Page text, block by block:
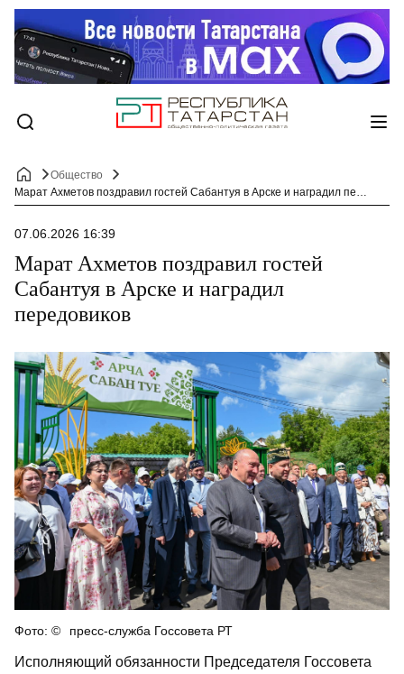
Общество
Марат Ахметов поздравил гостей Сабантуя в Арске и наградил передовиков
07.06.2026 16:39
Марат Ахметов поздравил гостей
Сабантуя в Арске и наградил
передовиков
пресс-служба Госсовета РТ
Исполняющий обязанности Председателя Госсовета